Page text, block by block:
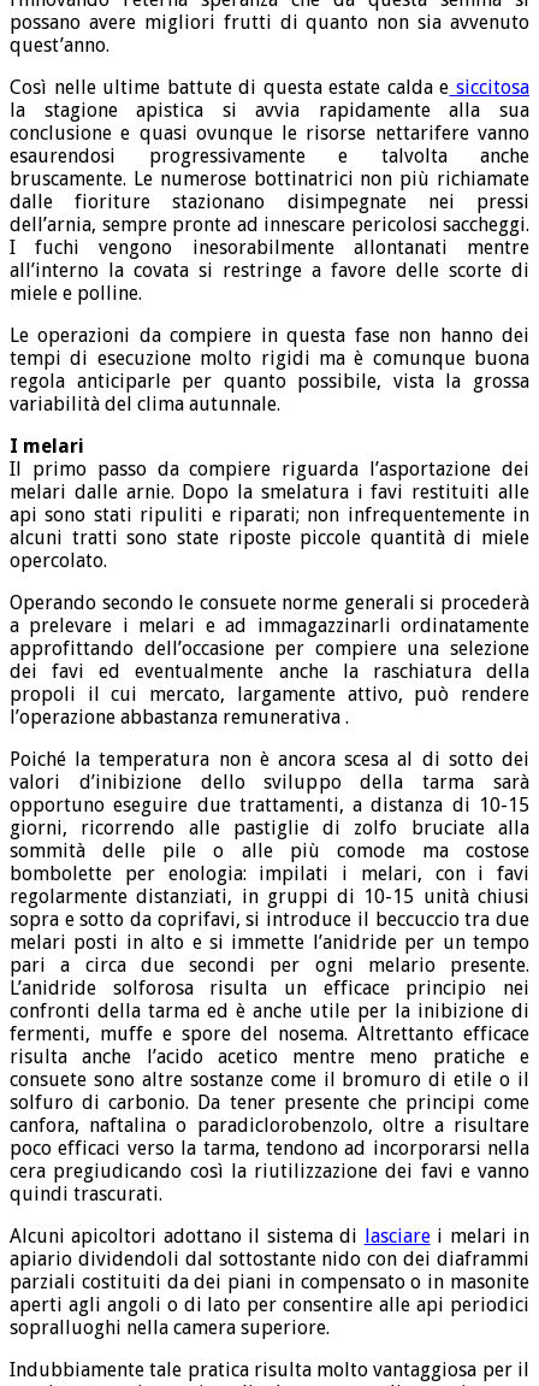
possano avere migliori frutti di quanto non sia avvenuto
quest’anno.
Così nelle ultime battute di questa estate calda e siccitosa
la stagione apistica si avvia rapidamente alla sua
conclusione e quasi ovunque le risorse nettarifere vanno
esaurendosi progressivamente e talvolta anche
bruscamente. Le numerose bottinatrici non più richiamate
dalle fioriture stazionano disimpegnate nei pressi
dell’arnia, sempre pronte ad innescare pericolosi saccheggi.
I fuchi vengono inesorabilmente allontanati mentre
all’interno la covata si restringe a favore delle scorte di
miele e polline.
Le operazioni da compiere in questa fase non hanno dei
tempi di esecuzione molto rigidi ma è comunque buona
regola anticiparle per quanto possibile, vista la grossa
variabilità del clima autunnale.
I melari
Il primo passo da compiere riguarda l’asportazione dei
melari dalle arnie. Dopo la smelatura i favi restituiti alle
api sono stati ripuliti e riparati; non infrequentemente in
alcuni tratti sono state riposte piccole quantità di miele
opercolato.
Operando secondo le consuete norme generali si procederà
a prelevare i melari e ad immagazzinarli ordinatamente
approfittando dell’occasione per compiere una selezione
dei favi ed eventualmente anche la raschiatura della
propoli il cui mercato, largamente attivo, può rendere
l’operazione abbastanza remunerativa .
Poiché la temperatura non è ancora scesa al di sotto dei
valori d’inibizione dello sviluppo della tarma sarà
opportuno eseguire due trattamenti, a distanza di 10-15
giorni, ricorrendo alle pastiglie di zolfo bruciate alla
sommità delle pile o alle più comode ma costose
bombolette per enologia: impilati i melari, con i favi
regolarmente distanziati, in gruppi di 10-15 unità chiusi
sopra e sotto da coprifavi, si introduce il beccuccio tra due
melari posti in alto e si immette l’anidride per un tempo
pari a circa due secondi per ogni melario presente.
L’anidride solforosa risulta un efficace principio nei
confronti della tarma ed è anche utile per la inibizione di
fermenti, muffe e spore del nosema. Altrettanto efficace
risulta anche l’acido acetico mentre meno pratiche e
consuete sono altre sostanze come il bromuro di etile o il
solfuro di carbonio. Da tener presente che principi come
canfora, naftalina o paradiclorobenzolo, oltre a risultare
poco efficaci verso la tarma, tendono ad incorporarsi nella
cera pregiudicando così la riutilizzazione dei favi e vanno
quindi trascurati.
Alcuni apicoltori adottano il sistema di lasciarei melari in
apiario dividendoli dal sottostante nido con dei diaframmi
parziali costituiti da dei piani in compensato o in masonite
aperti agli angoli o di lato per consentire alle api periodici
sopralluoghi nella camera superiore.
Indubbiamente tale pratica risulta molto vantaggiosa per il